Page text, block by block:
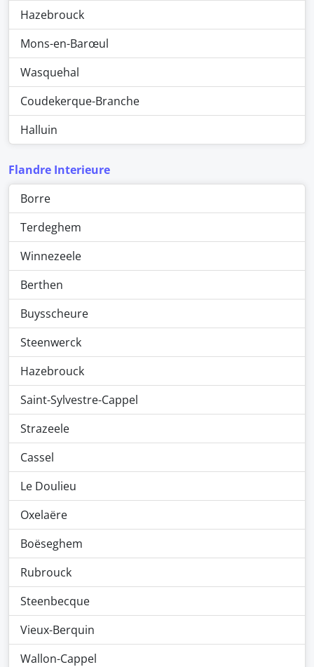
Hazebrouck
Mons-en-Barœul
Wasquehal
Coudekerque-Branche
Halluin
Flandre Interieure
Borre
Terdeghem
Winnezeele
Berthen
Buysscheure
Steenwerck
Hazebrouck
Saint-Sylvestre-Cappel
Strazeele
Cassel
Le Doulieu
Oxelaëre
Boëseghem
Rubrouck
Steenbecque
Vieux-Berquin
Wallon-Cappel